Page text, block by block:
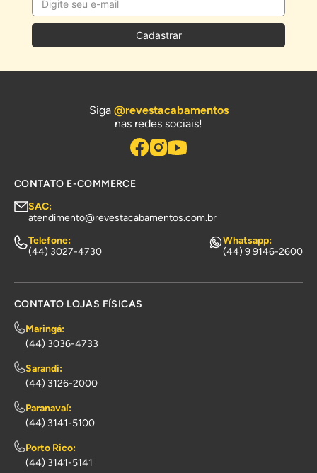
Cadastrar
Siga @revestacabamentos
nas redes sociais!
CONTATO E-COMMERCE
SAC:
atendimento@revestacabamentos.com.br
Telefone:
(44) 3027-4730
Whatsapp:
(44) 9 9146-2600
CONTATO LOJAS FÍSICAS
Maringá:
(44) 3036-4733
Sarandi:
(44) 3126-2000
Paranavaí:
(44) 3141-5100
Porto Rico:
(44) 3141-5141